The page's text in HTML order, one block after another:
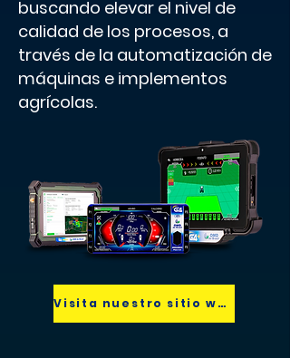
buscando elevar el nivel de
calidad de los procesos, a
través de la automatización de
máquinas e implementos
agrícolas.
Visita nuestro sitio web